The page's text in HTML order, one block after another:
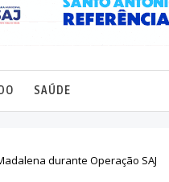
SAÚDE
durante Operação SAJ